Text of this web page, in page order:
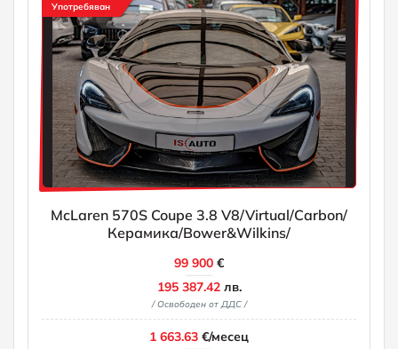
Употребяван
McLaren 570S Coupe 3.8 V8/Virtual/Carbon/
Керамика/Bower&Wilkins/
99 900 €
195 387.42лв.
/ Освободен от ДДС /
1 663.63 €/месец